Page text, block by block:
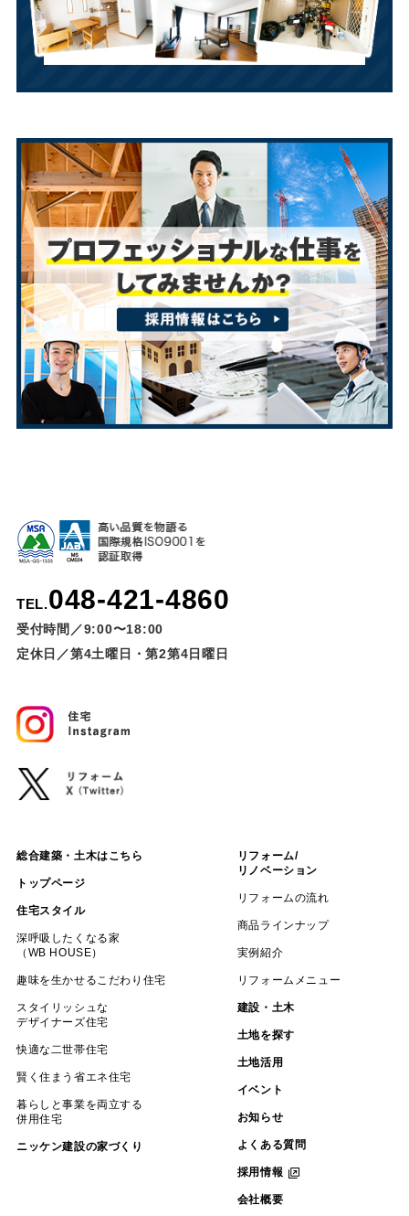
TEL.048-421-4860
受付時間／9:00〜18:00
定休日／第4土曜日・第2第4日曜日
総合建築・土木はこちら
トップページ
住宅スタイル
深呼吸したくなる家
（WB HOUSE）
趣味を生かせるこだわり住宅
スタイリッシュな
デザイナーズ住宅
快適な二世帯住宅
賢く住まう省エネ住宅
暮らしと事業を両立する
併用住宅
ニッケン建設の家づくり
リフォーム/
リノベーション
リフォームの流れ
商品ラインナップ
実例紹介
リフォームメニュー
建設・土木
土地を探す
土地活用
イベント
お知らせ
よくある質問
採用情報
会社概要